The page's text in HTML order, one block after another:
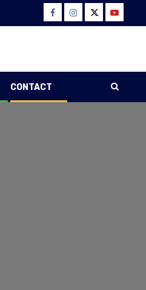
Facebook
Instagram
TwitterYoutube
CONTACT